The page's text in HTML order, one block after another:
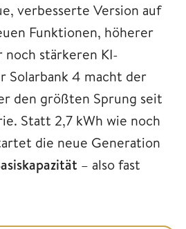
verbesserte Version auf
Funktionen, höherer
noch stärkeren KI-
Solarbank 4 macht der
den größten Sprung seit
Statt 2,7 kWh wie noch
die neue Generation
– also fast